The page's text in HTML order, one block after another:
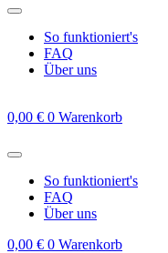
So funktioniert's
FAQ
Über uns
0,00 € 0 Warenkorb
So funktioniert's
FAQ
Über uns
0,00 € 0 Warenkorb